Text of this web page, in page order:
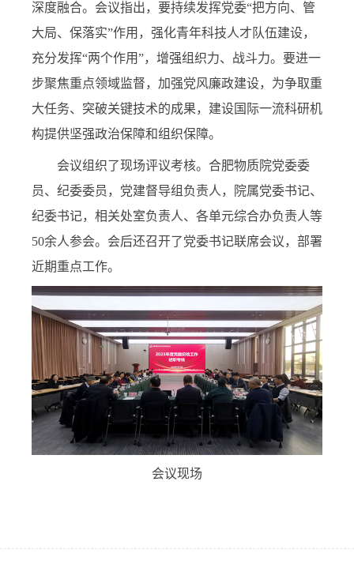
深度融合。会议指出，要持续发挥党委“把方向、管
大局、保落实”作用，强化青年科技人才队伍建设，
充分发挥“两个作用”，增强组织力、战斗力。要进一
步聚焦重点领域监督，加强党风廉政建设，为争取重
大任务、突破关键技术的成果，建设国际一流科研机
构提供坚强政治保障和组织保障。
会议组织了现场评议考核。 合肥物质院党委委
员、纪委委员，党建督导组 负责人 ，
院属党委书记、
纪委书记，相关处室负责人、各单元综合办负责人等
50余人参会。会后还召开了党委书记联席会议，部署
近期重点工作。
会议现场